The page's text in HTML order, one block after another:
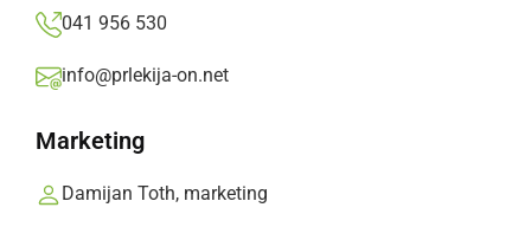
041 956 530
info@prlekija-on.net
Marketing
Damijan Toth, marketing
Popularne rubrike novic
Družabno
Črna kronika